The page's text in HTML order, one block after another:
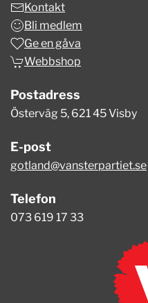
Kontakt
Bli medlem
Ge en gåva
Webbshop
Postadress
Österväg 5, 621 45 Visby
E-post
gotland@vansterpartiet.se
Telefon
073 619 17 33